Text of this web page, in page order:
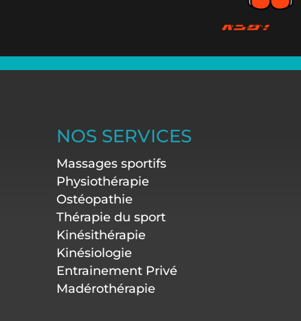
NOS SERVICES
Massages sportifs
Physiothérapie
Ostéopathie
Thérapie du sport
Kinésithérapie
Kinésiologie
Entrainement Privé
Madérothérapie